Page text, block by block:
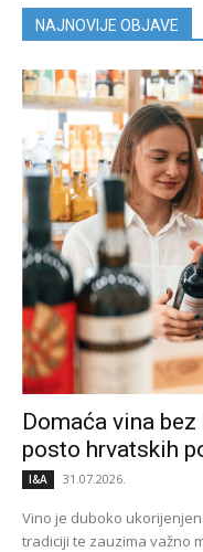
NAJNOVIJE OBJAVE
Domaća vina
posto hrvatskih
I&A 31.07.2026.
Vino je duboko
tradiciji te zauzima važno